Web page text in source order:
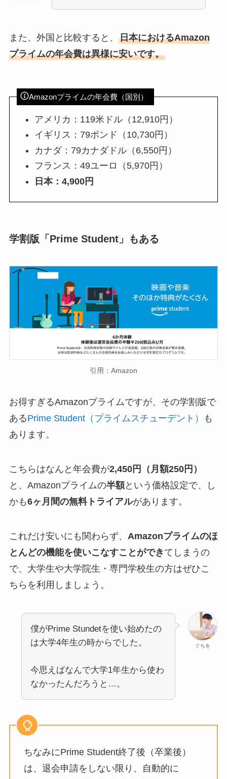
また、外国と比較すると、 日本におけるAmazon
プライムの年会費は異様に安いです。
Amazonプライムの年会費（国別）
アメリカ：119米ドル（12,910円）
イギリス：79ポンド（10,730円）
カナダ：79カナダドル（6,550円）
フランス：49ユーロ（5,970円）
日本：4,900円
学割版「Prime Student」もある
引用：Amazon
お得すぎるAmazonプライムですが、その学割版で
あるPrime Student（プライムスチューデント）
も
あります。
こちらはなんと年会費が2,450円（月額250円）
と、Amazonプライムの半額という価格設定で、し
かも6ヶ月間の無料トライアルがあります。
これだけ安いにも関わらず、 Amazonプライムのほ
とんどの機能を使いこなすことができ てしまうの
で、大学生や大学院生・専門学校生の方はぜひこ
ちらを利用しましょう。
ぐちを
僕がPrime Stundetを使い始めたの
は大学4年生の時からでした。
今思えばなんで大学1年生から使わ
なかったんだろうと…。
ちなみにPrime Student終了後（卒業後）
は、退会申請をしない限り、自動的に